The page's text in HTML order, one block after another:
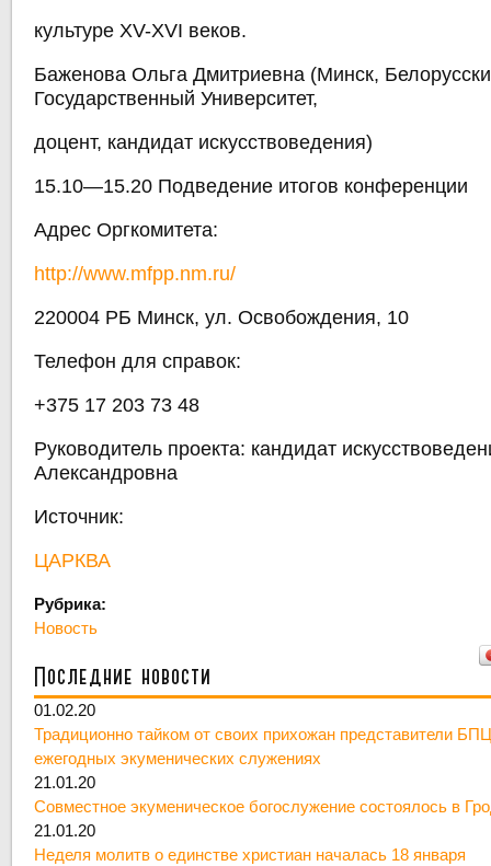
культуре XV-XVI веков.
Баженова Ольга Дмитриевна (Минск,
Государственный Университет,
доцент, кандидат искусствоведения)
15.10—15.20 Подведение итогов конференции
Адрес Оргкомитета:
http://www.mfpp.nm.ru/
220004 РБ Минск, ул. Освобождения, 10
Телефон для справок:
+375 17 203 73 48
Руководитель проекта: кандидат
Александровна
Источник:
ЦАРКВА
Рубрика:
Новость
Последние новости
01.02.20
Традиционно тайком от своих прихожан представители
ежегодных экуменических служениях
21.01.20
Совместное экуменическое богослужение состоялось в
21.01.20
Неделя молитв о единстве христиан началась 18 января